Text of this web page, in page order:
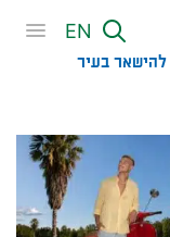
EN
להישאר בעיר​